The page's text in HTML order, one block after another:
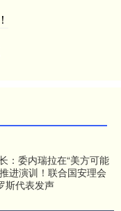
：委内瑞拉在“美方可能
进演训！联合国安理会
斯代表发声